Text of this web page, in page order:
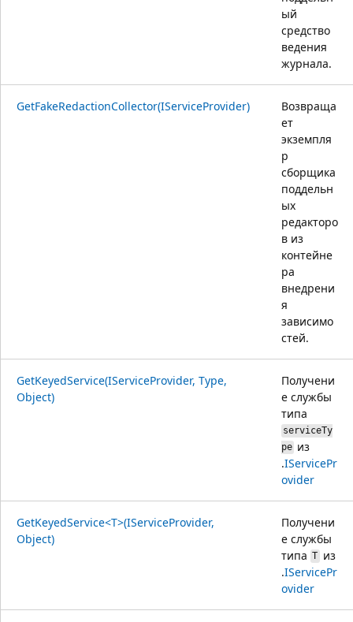
ый
средство
ведения
журнала.
GetFakeRedactionCollector(IServiceProvider)
Возвраща
ет
экземпля
р
сборщика
поддельн
ых
редакторо
в из
контейне
ра
внедрени
я
зависимо
стей.
GetKeyedService(IServiceProvider, Type,
Object)
Получени
е службы
типа
serviceTy
pe из
.IServicePr
ovider
GetKeyedService<T>(IServiceProvider,
Object)
Получени
е службы
типа Tиз
.IServicePr
ovider